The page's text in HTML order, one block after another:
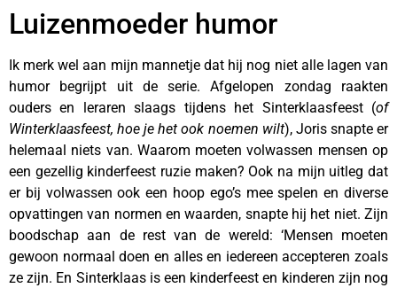
Luizenmoeder humor
Ik merk wel aan mijn mannetje dat hij nog niet alle lagen van
humor begrijpt uit de serie. Afgelopen zondag raakten
ouders en leraren slaags tijdens het Sinterklaasfeest (of
Winterklaasfeest, hoe je het ook noemen wilt), Joris snapte er
helemaal niets van. Waarom moeten volwassen mensen op
een gezellig kinderfeest ruzie maken? Ook na mijn uitleg dat
er bij volwassen ook een hoop ego’s mee spelen en diverse
opvattingen van normen en waarden, snapte hij het niet. Zijn
boodschap aan de rest van de wereld: ‘Mensen moeten
gewoon normaal doen en alles en iedereen accepteren zoals
ze zijn. En Sinterklaas is een kinderfeest en kinderen zijn nog